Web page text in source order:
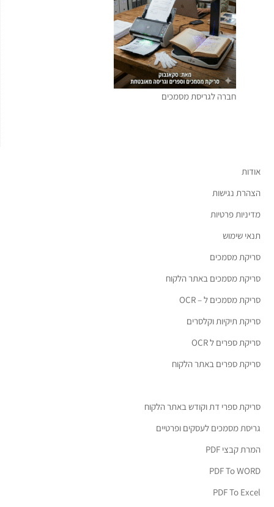
חברה לגריסת מסמכים
אודות
הצהרת נגישות
מדיניות פרטיות
תנאי שימוש
סריקת מסמכים
סריקת מסמכים באתר הלקוח
סריקת מסמכים ל – OCR
סריקת תיקיות וקלסרים
סריקת ספרים ל OCR
סריקת ספרים באתר הלקוח
סריקת ספרי דת וקודש באתר הלקוח
גריסת מסמכים לעסקים ופרטיים
המרת קבצי PDF
PDF To WORD
PDF To Excel